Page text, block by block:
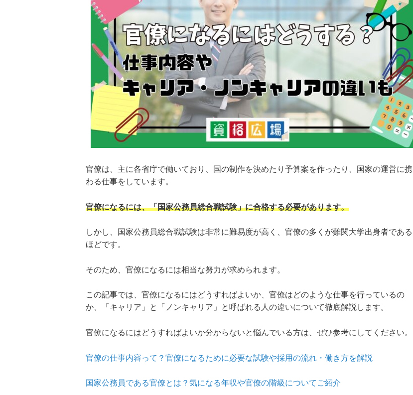
官僚は、主に各省庁で働いており、国の制作を決めたり予算案を作ったり、国家の運営に携
わる仕事をしています。
官僚になるには、「国家公務員総合職試験」に合格する必要があります。
しかし、国家公務員総合職試験は非常に難易度が高く、官僚の多くが難関大学出身者である
ほどです。
そのため、官僚になるには相当な努力が求められます。
この記事では、官僚になるにはどうすればよいか、官僚はどのような仕事を行っているの
か、「キャリア」と「ノンキャリア」と呼ばれる人の違いについて徹底解説します。
官僚になるにはどうすればよいか分からないと悩んでいる方は、ぜひ参考にしてください。
官僚の仕事内容って？官僚になるために必要な試験や採用の流れ・働き方を解説
国家公務員である官僚とは？気になる年収や官僚の階級についてご紹介